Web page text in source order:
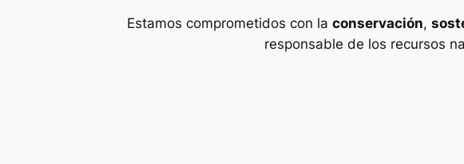
Estamos comprometidos con la conservación,
responsable de los recursos